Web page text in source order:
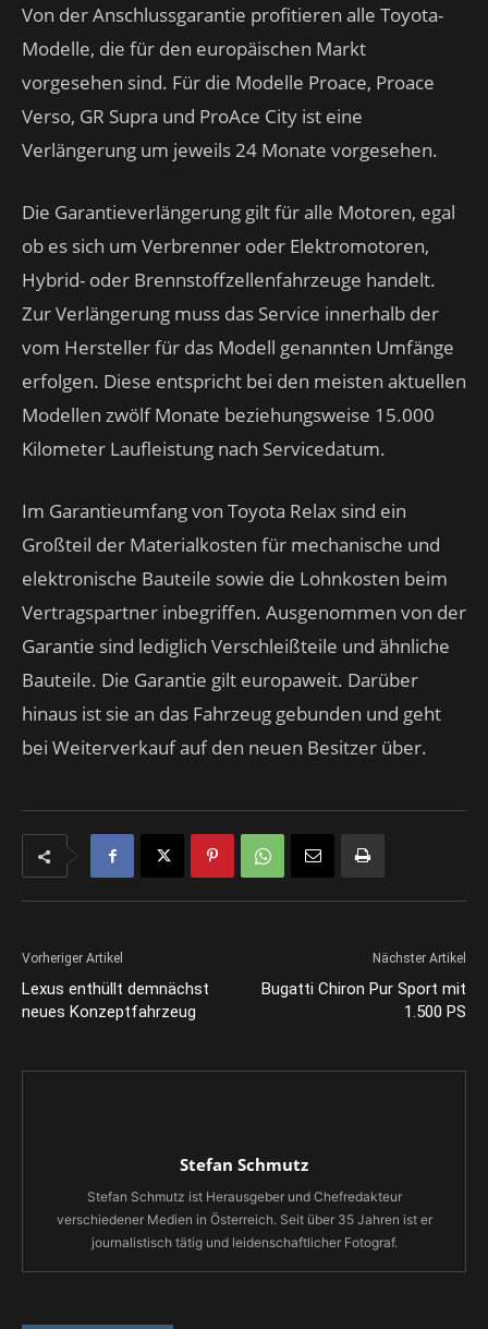
Von der Anschlussgarantie profitieren alle Toyota-
Modelle, die für den europäischen Markt
vorgesehen sind. Für die Modelle Proace, Proace
Verso, GR Supra und ProAce City ist eine
Verlängerung um jeweils 24 Monate vorgesehen.
Die Garantieverlängerung gilt für alle Motoren, egal
ob es sich um Verbrenner oder Elektromotoren,
Hybrid- oder Brennstoffzellenfahrzeuge handelt.
Zur Verlängerung muss das Service innerhalb der
vom Hersteller für das Modell genannten Umfänge
erfolgen. Diese entspricht bei den meisten aktuellen
Modellen zwölf Monate beziehungsweise 15.000
Kilometer Laufleistung nach Servicedatum.
Im Garantieumfang von Toyota Relax sind ein
Großteil der Materialkosten für mechanische und
elektronische Bauteile sowie die Lohnkosten beim
Vertragspartner inbegriffen. Ausgenommen von der
Garantie sind lediglich Verschleißteile und ähnliche
Bauteile. Die Garantie gilt europaweit. Darüber
hinaus ist sie an das Fahrzeug gebunden und geht
bei Weiterverkauf auf den neuen Besitzer über.
Vorheriger Artikel
Lexus enthüllt demnächst
neues Konzeptfahrzeug
Nächster Artikel
Bugatti Chiron Pur Sport mit
1.500 PS
Stefan Schmutz
Stefan Schmutz ist Herausgeber und Chefredakteur
verschiedener Medien in Österreich. Seit über 35 Jahren ist er
journalistisch tätig und leidenschaftlicher Fotograf.